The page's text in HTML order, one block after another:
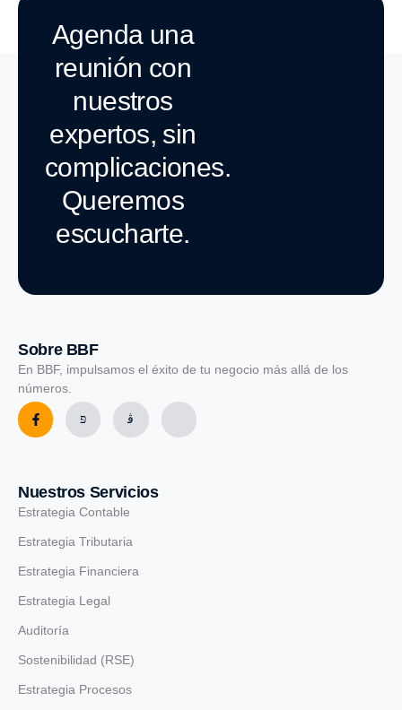
Agenda una
reunión con
nuestros
expertos, sin
complicaciones.
Queremos
escucharte.
Sobre BBF
En BBF, impulsamos el éxito de tu negocio más allá de los
números.
Nuestros Servicios
Estrategia Contable
Estrategia Tributaria
Estrategia Financiera
Estrategia Legal
Auditoría
Sostenibilidad (RSE)
Estrategia Procesos